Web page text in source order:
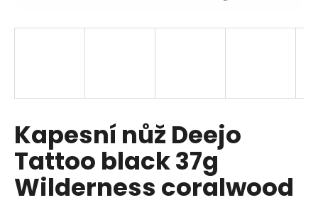
Kapesní nůž Deejo
Tattoo black 37g
Wilderness coralwood
j
?
HLEDAT